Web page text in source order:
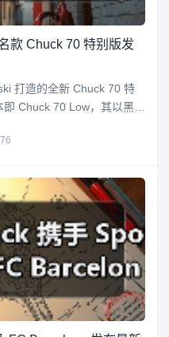
款 Chuck 70 特别版发
打造的全新 Chuck 70 特
Chuck 70 Low，其以黑色
水晶点缀。而另外一个版
主色，亮点在于从鞋面、